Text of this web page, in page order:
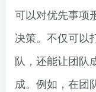
可以对优先事项
决策。不仅可以
队，还能让团队
成。例如，在团